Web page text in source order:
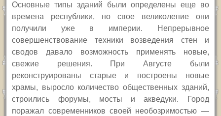
Основные типы зданий были определены еще во
времена республики, но свое великолепиеони
получили уже в империи.
Непрерывное
совершенствование техники возведения стен и
сводов давало возможность применять новые,
свежие решения. При Августе были
реконструированы старые и построены новые
храмы, выросло количество общественных зданий,
строились форумы, мосты и акведуки. Город
поражал современников своей необозримостью —